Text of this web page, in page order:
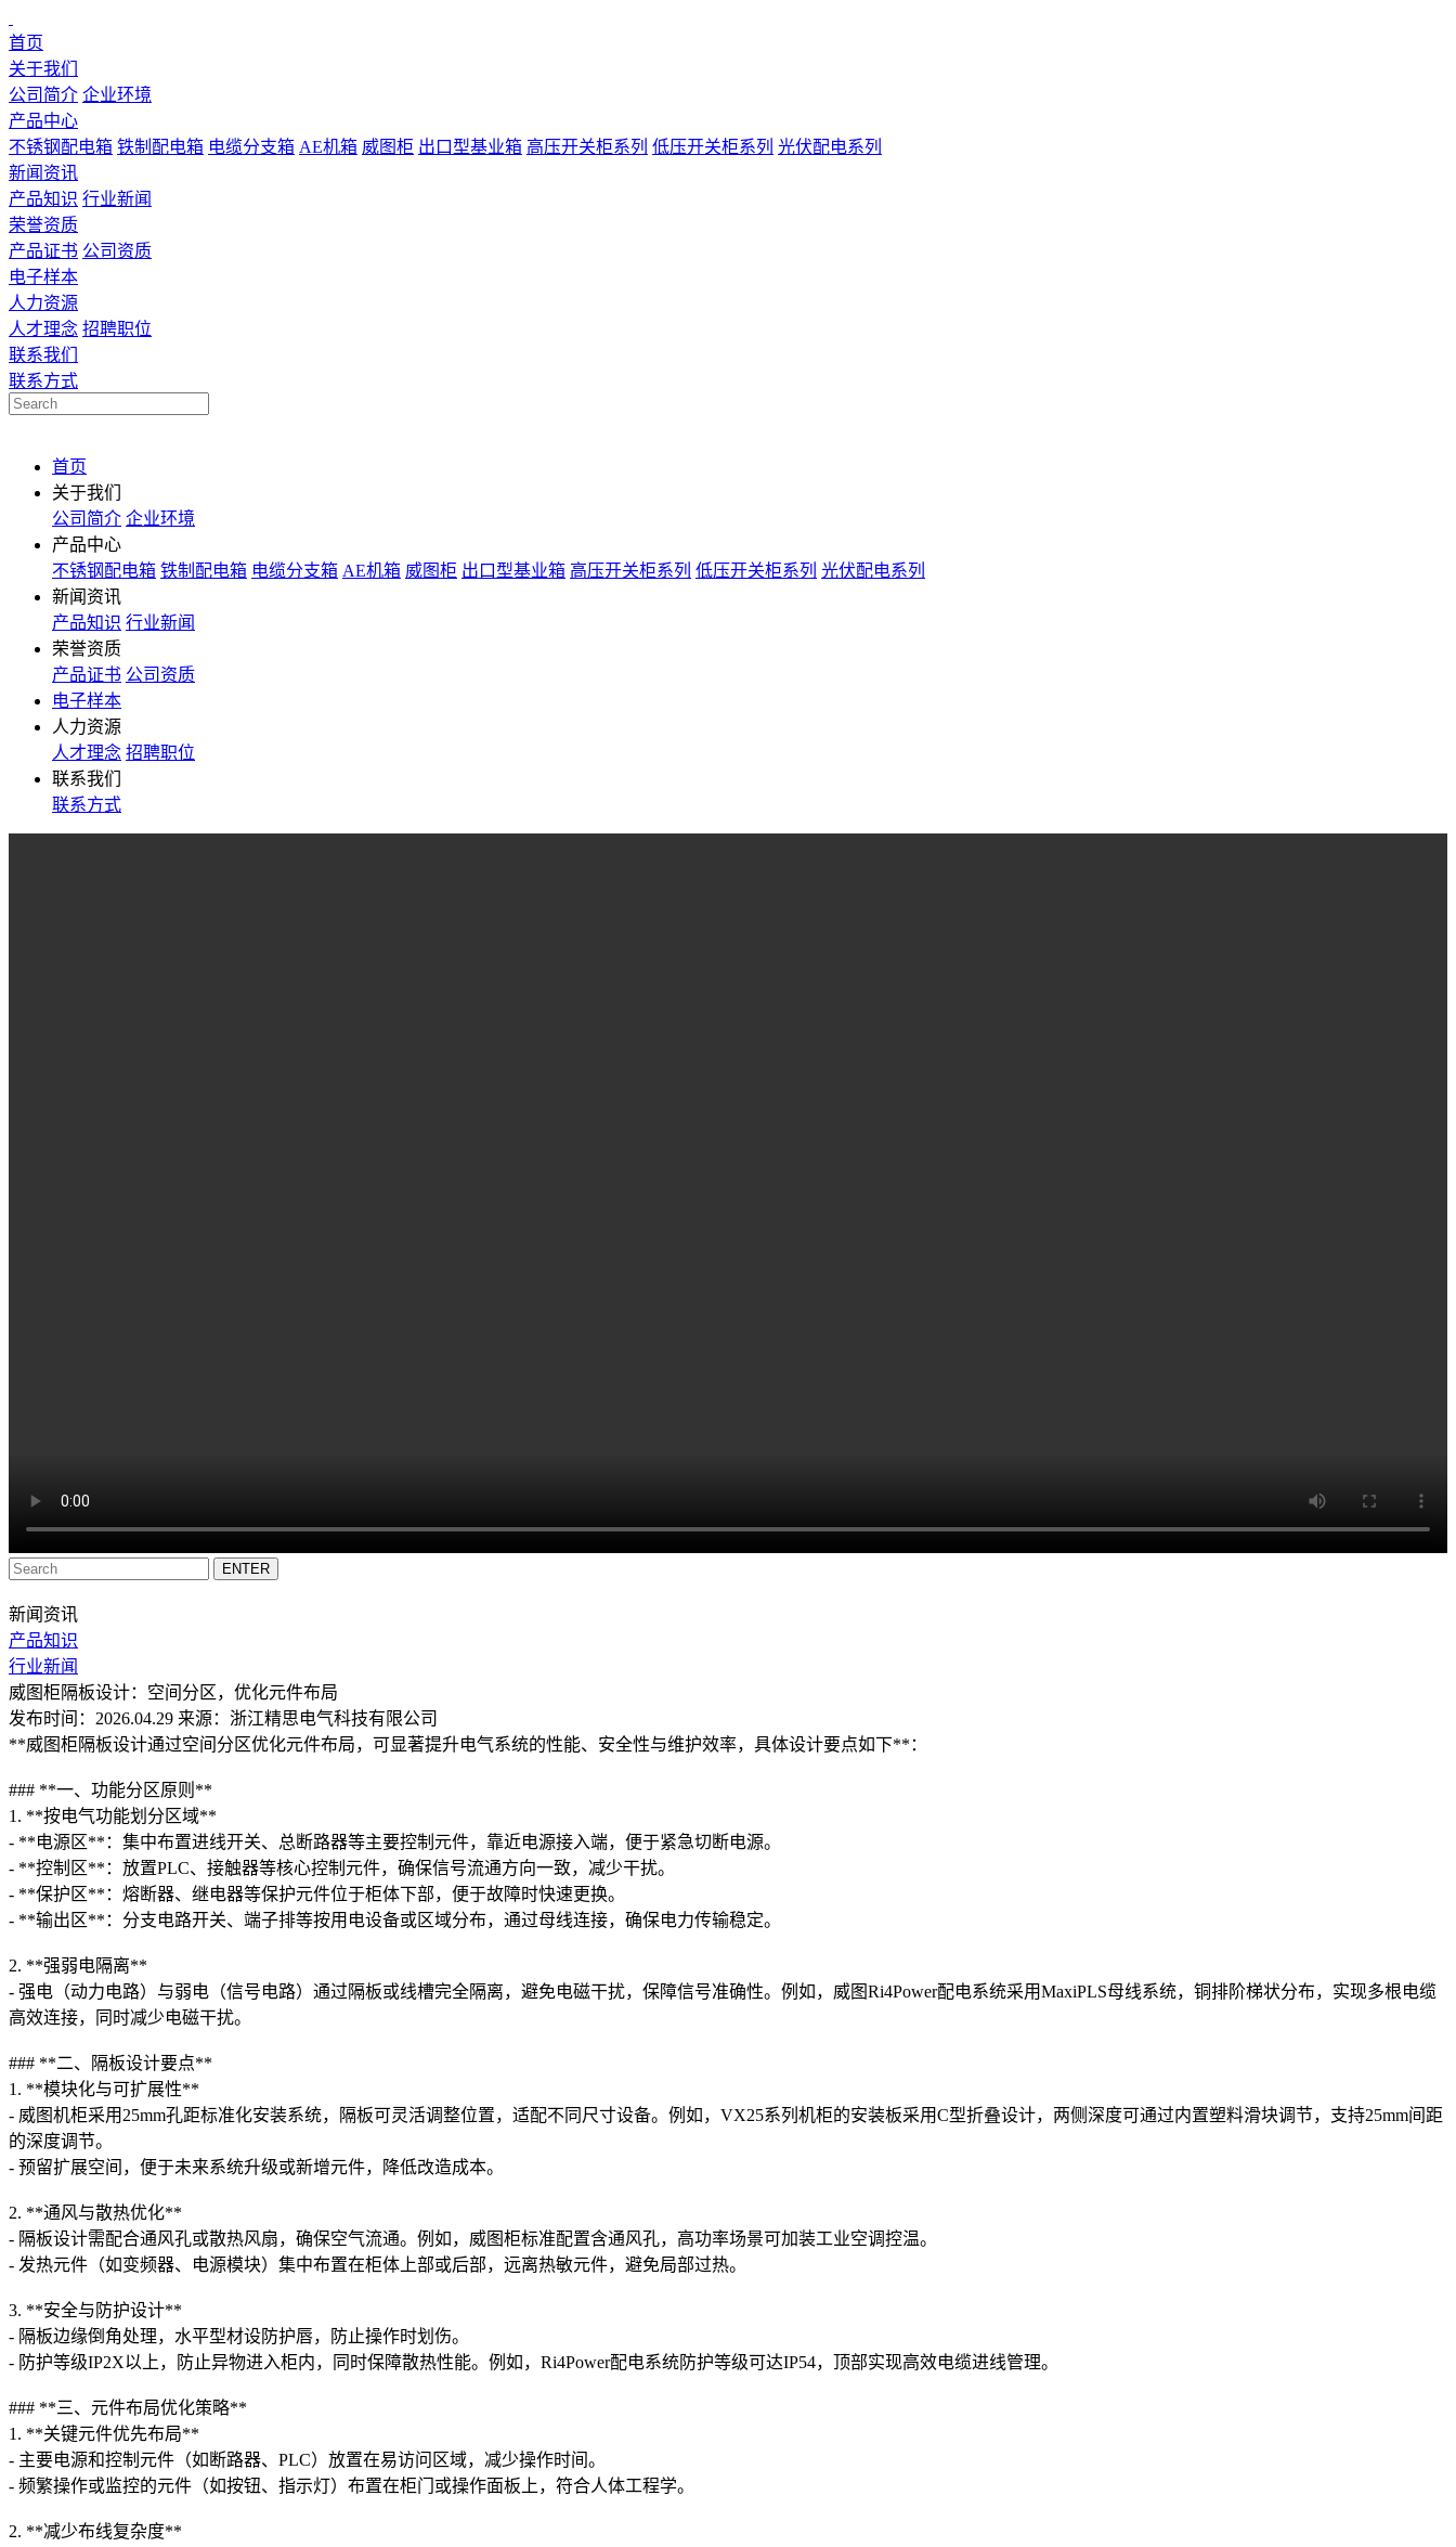
首页
关于我们
公司简介 企业环境
产品中心
不锈钢配电箱 铁制配电箱 电缆分支箱 AE机箱 威图柜 出口型基业箱 高压开关柜系列 低压开关柜系列 光伏配电系列
新闻资讯
产品知识 行业新闻
荣誉资质
产品证书 公司资质
电子样本
人力资源
人才理念 招聘职位
联系我们
联系方式
首页
关于我们
公司简介 企业环境
产品中心
不锈钢配电箱 铁制配电箱 电缆分支箱 AE机箱 威图柜 出口型基业箱 高压开关柜系列 低压开关柜系列 光伏配电系列
新闻资讯
产品知识 行业新闻
荣誉资质
产品证书 公司资质
电子样本
人力资源
人才理念 招聘职位
联系我们
联系方式
新闻资讯
产品知识
行业新闻
威图柜隔板设计：空间分区，优化元件布局
发布时间：2026.04.29 来源：浙江精思电气科技有限公司
**威图柜隔板设计通过空间分区优化元件布局，可显著提升电气系统的性能、安全性与维护效率，具体设计要点如下**：
### **一、功能分区原则**
1. **按电气功能划分区域**
- **电源区**：集中布置进线开关、总断路器等主要控制元件，靠近电源接入端，便于紧急切断电源。
- **控制区**：放置PLC、接触器等核心控制元件，确保信号流通方向一致，减少干扰。
- **保护区**：熔断器、继电器等保护元件位于柜体下部，便于故障时快速更换。
- **输出区**：分支电路开关、端子排等按用电设备或区域分布，通过母线连接，确保电力传输稳定。
2. **强弱电隔离**
- 强电（动力电路）与弱电（信号电路）通过隔板或线槽完全隔离，避免电磁干扰，保障信号准确性。例如，威图Ri4Power配电系统采用MaxiPLS母线系统，铜排阶梯状分布，实现多根电缆
高效连接，同时减少电磁干扰。
### **二、隔板设计要点**
1. **模块化与可扩展性**
- 威图机柜采用25mm孔距标准化安装系统，隔板可灵活调整位置，适配不同尺寸设备。例如，VX25系列机柜的安装板采用C型折叠设计，两侧深度可通过内置塑料滑块调节，支持25mm间距
的深度调节。
- 预留扩展空间，便于未来系统升级或新增元件，降低改造成本。
2. **通风与散热优化**
- 隔板设计需配合通风孔或散热风扇，确保空气流通。例如，威图柜标准配置含通风孔，高功率场景可加装工业空调控温。
- 发热元件（如变频器、电源模块）集中布置在柜体上部或后部，远离热敏元件，避免局部过热。
3. **安全与防护设计**
- 隔板边缘倒角处理，水平型材设防护唇，防止操作时划伤。
- 防护等级IP2X以上，防止异物进入柜内，同时保障散热性能。例如，Ri4Power配电系统防护等级可达IP54，顶部实现高效电缆进线管理。
### **三、元件布局优化策略**
1. **关键元件优先布局**
- 主要电源和控制元件（如断路器、PLC）放置在易访问区域，减少操作时间。
- 频繁操作或监控的元件（如按钮、指示灯）布置在柜门或操作面板上，符合人体工程学。
2. **减少布线复杂度**